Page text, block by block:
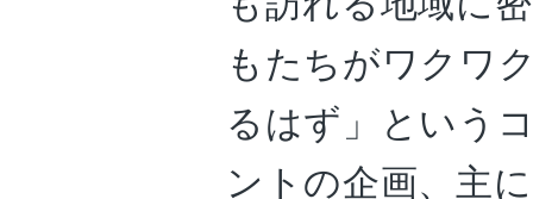
もたちがワクワ
るはず」という
ントの企画、主